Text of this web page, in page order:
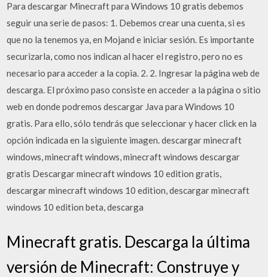
Para descargar Minecraft para Windows 10 gratis debemos
seguir una serie de pasos: 1. Debemos crear una cuenta, si es
que no la tenemos ya, en Mojand e iniciar sesión. Es importante
securizarla, como nos indican al hacer el registro, pero no es
necesario para acceder a la copia. 2. 2. Ingresar la página web de
descarga. El próximo paso consiste en acceder a la página o sitio
web en donde podremos descargar Java para Windows 10
gratis. Para ello, sólo tendrás que seleccionar y hacer click en la
opción indicada en la siguiente imagen. descargar minecraft
windows, minecraft windows, minecraft windows descargar
gratis Descargar minecraft windows 10 edition gratis,
descargar minecraft windows 10 edition, descargar minecraft
windows 10 edition beta, descarga
Minecraft gratis. Descarga la última
versión de Minecraft: Construye y